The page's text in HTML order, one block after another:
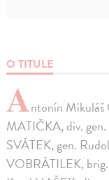
O TITULE
Antonín Mikuláš
MATIČKA, div.
SVÁTEK, gen.
VOBRÁTILEK,